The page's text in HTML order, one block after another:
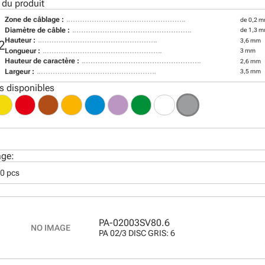
produit
Zone de câblage : de 0,2
Diamètre de câble : de 1,3
Hauteur : 3,6 mm
Longueur : 3 mm
Hauteur de caractère : 2,6 mm
Largeur : 3,5 mm
disponibles
pcs
PA-02003SV80.6
PA 02/3 DISC GRIS: 6